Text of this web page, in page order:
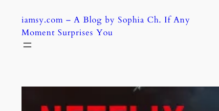
content
iamsy.com – A Blog by Sophia Ch. If Any
Moment Surprises You